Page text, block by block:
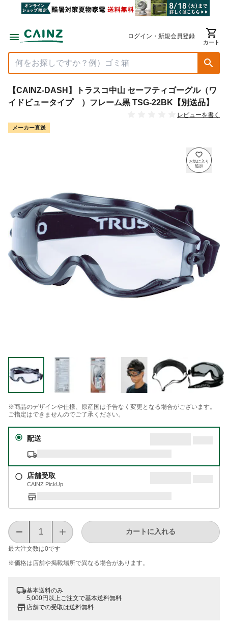
ログイン・新規会員登録
カート
【CAINZ-DASH】トラスコ中山 セーフティゴーグル（ワ
イドビュータイプ ）フレーム黒 TSG-22BK【別送品】
レビューを書く
メーカー直送
※商品のデザインや仕様、原産国は予告なく変更となる場合がございます。
ご指定はできませんのでご了承ください。
配送
店舗受取
CAINZ PickUp
最大注文数は0です
カートに入れる
※価格は​店舗や​掲載場所で​異なる​場合が​あります。
基本送料のみ
5,000円以上ご注文で基本送料無料
店舗での受取は送料無料